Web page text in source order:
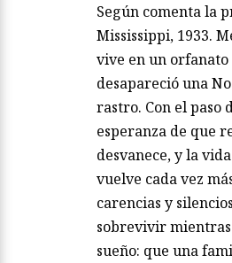
Según comenta la
Mississippi, 1933.
vive en un orfanato
desapareció una
rastro. Con el paso
esperanza de que
desvanece, y la
vuelve cada vez
carencias y
sobrevivir
sueño: que una